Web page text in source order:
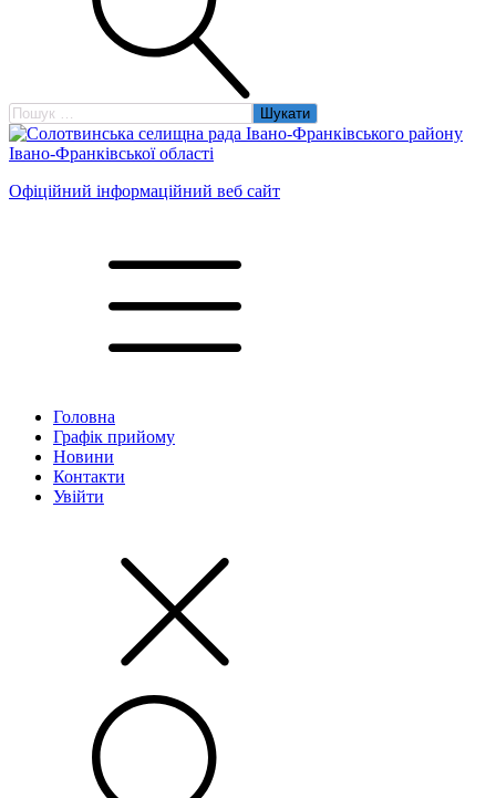
Пошук:
Офіційний інформаційний веб сайт
Головна
Графік прийому
Новини
Контакти
Увійти